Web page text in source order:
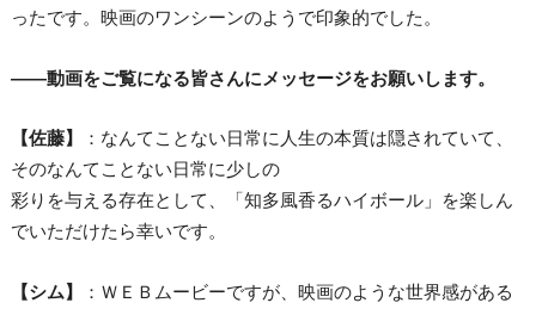
ったです。映画のワンシーンのようで印象的でした。
――動画をご覧になる皆さんにメッセージをお願いします。
【佐藤】
：なんてことない日常に人生の本質は隠されていて、
そのなんてことない日常に少しの
彩りを与える存在として、「知多風香るハイボール」を楽しん
でいただけたら幸いです。
【シム】
：ＷＥＢムービーですが、映画のような世界感がある